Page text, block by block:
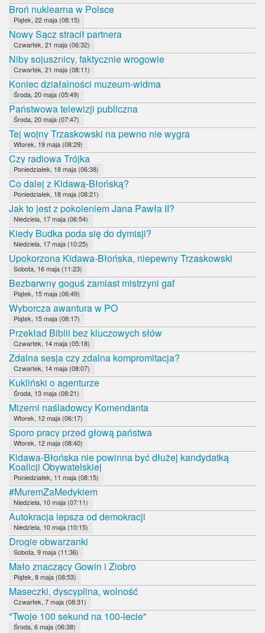
Broń nuklearna w Polsce
Piątek, 22 maja (08:15)
Nowy Sącz stracił partnera
Czwartek, 21 maja (06:32)
Niby sojusznicy, faktycznie wrogowie
Czwartek, 21 maja (08:11)
Koniec działalności muzeum-widma
Środa, 20 maja (05:49)
Państwowa telewizji publiczna
Środa, 20 maja (07:47)
Tej wojny Trzaskowski na pewno nie wygra
Wtorek, 19 maja (08:29)
Czy radiowa Trójka
Poniedziałek, 18 maja (06:38)
Co dalej z Kidawą-Błońską?
Poniedziałek, 18 maja (08:21)
Jak to jest z pokoleniem Jana Pawła II?
Niedziela, 17 maja (06:54)
Kiedy Budka poda się do dymisji?
Niedziela, 17 maja (10:25)
Upokorzona Kidawa-Błońska, niepewny Trzaskowski
Sobota, 16 maja (11:23)
Bezbarwny goguś zamiast mistrzyni gaf
Piątek, 15 maja (06:49)
Wyborcza awantura w PO
Piątek, 15 maja (08:17)
Przekład Biblii bez kluczowych słów
Czwartek, 14 maja (05:18)
Zdalna sesja czy zdalna kompromitacja?
Czwartek, 14 maja (08:07)
Kukliński o agenturze
Środa, 13 maja (08:21)
Mizerni naśladowcy Komendanta
Wtorek, 12 maja (06:17)
Sporo pracy przed głową państwa
Wtorek, 12 maja (08:40)
Kidawa-Błońska nie powinna być dłużej kandydatką
Koalicji Obywatelskiej
Poniedziałek, 11 maja (08:15)
#MuremZaMedykiem
Niedziela, 10 maja (07:11)
Autokracja lepsza od demokracji
Niedziela, 10 maja (10:15)
Drogie obwarzanki
Sobota, 9 maja (11:36)
Mało znaczący Gowin i Ziobro
Piątek, 8 maja (08:53)
Maseczki, dyscyplina, wolność
Czwartek, 7 maja (08:31)
"Twoje 100 sekund na 100-lecie"
Środa, 6 maja (06:38)